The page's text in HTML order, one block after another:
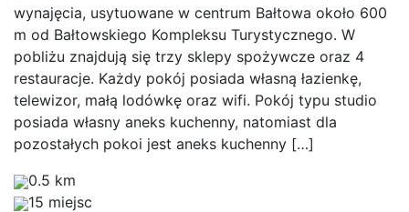
wynajęcia, usytuowane w centrum Bałtowa około 600
m od Bałtowskiego Kompleksu Turystycznego. W
pobliżu znajdują się trzy sklepy spożywcze oraz 4
restauracje. Każdy pokój posiada własną łazienkę,
telewizor, małą lodówkę oraz wifi. Pokój typu studio
posiada własny aneks kuchenny, natomiast dla
pozostałych pokoi jest aneks kuchenny […]
0.5 km
15 miejsc